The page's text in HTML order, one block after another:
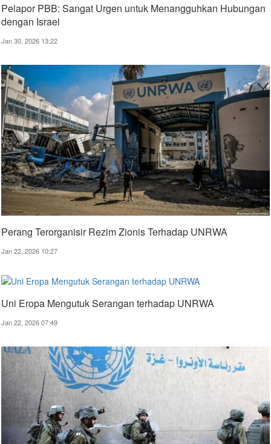
Pelapor PBB: Sangat Urgen untuk Menangguhkan Hubungan
dengan Israel
Jan 30, 2026 13:22
Perang Terorganisir Rezim Zionis Terhadap UNRWA
Jan 22, 2026 10:27
Uni Eropa Mengutuk Serangan terhadap UNRWA
Jan 22, 2026 07:49